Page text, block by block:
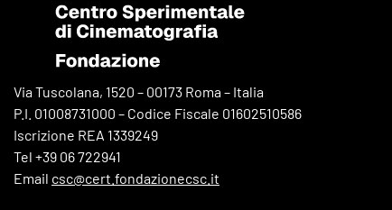
Via Tuscolana, 1520 – 00173 Roma – Italia
P.I. 01008731000 – Codice Fiscale 01602510586
Iscrizione REA 1339249
Tel +39 06 722941
Email csc@cert.fondazionecsc.it